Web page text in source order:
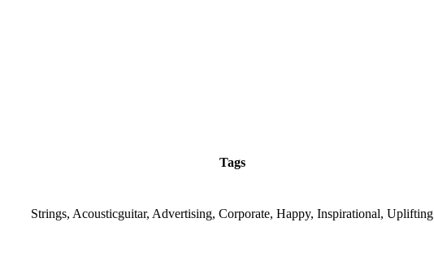
Tags
Strings, Acousticguitar, Advertising, Corporate, Happy, Inspirational, Uplifting